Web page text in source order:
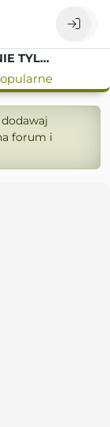
ZDROWE ŻYCIE, CZYLI BLOG NIE TYLKO KULINARNY
forum i